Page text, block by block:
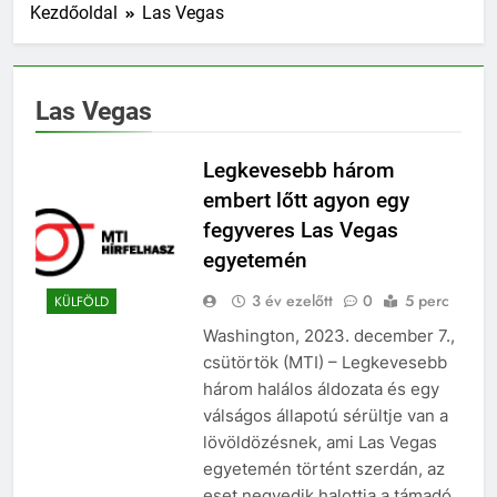
Kezdőoldal Las Vegas
Las Vegas
KÜLFÖLD
Legkevesebb három
embert lőtt agyon egy
fegyveres Las Vegas
egyetemén
3 év ezelőtt 0 5 perc
Washington, 2023. december 7.,
csütörtök (MTI) – Legkevesebb
három halálos áldozata és egy
válságos állapotú sérültje van a
lövöldözésnek, ami Las Vegas
egyetemén történt szerdán, az